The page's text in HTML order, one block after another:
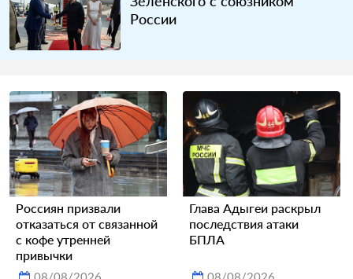
России
Россиян призвали
отказаться от связанной
с кофе утренней
привычки
Глава Адыгеи раскрыл
последствия атаки
БПЛА